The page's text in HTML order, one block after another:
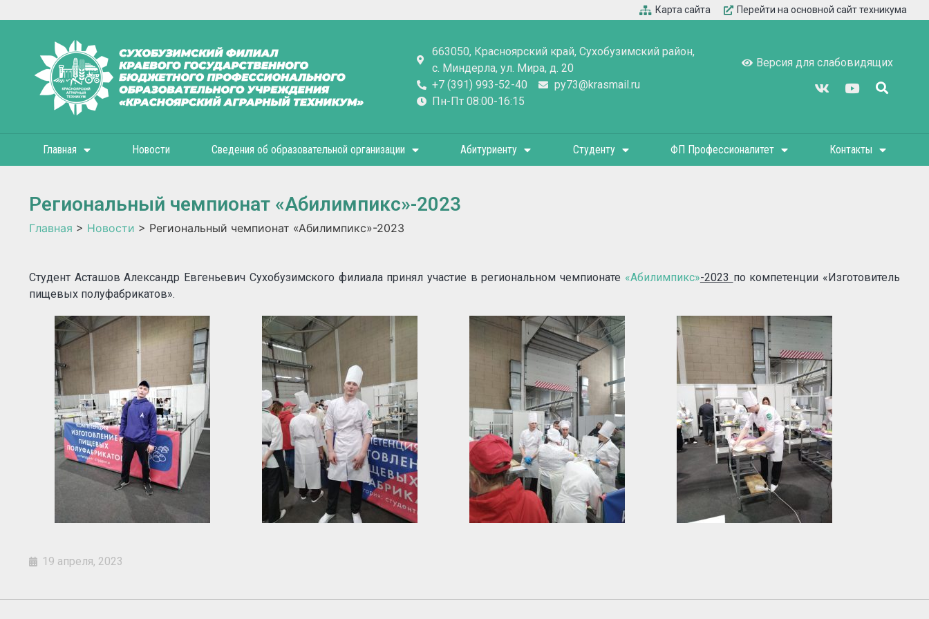
Карта сайта Перейти на основной сайт техникума
663050, Красноярский край, Сухобузимский район,
с. Миндерла, ул. Мира, д. 20
+7 (391) 993-52-40
py73@krasmail.ru
Пн-Пт 08:00-16:15
Версия для слабовидящих
Главная Новости Сведения об образовательной организации Абитуриенту Студенту ФП Профессионалитет Контакты
Региональный чемпионат «Абилимпикс»-2023
Главная > Новости > Региональный чемпионат «Абилимпикс»-2023
Cтудент Асташов Александр Евгеньевич Сухобузимского филиала принял участие в региональном чемпионате «Абилимпикс»-2023 по компетенции «Изготовитель
пищевых полуфабрикатов».
19 апреля, 2023